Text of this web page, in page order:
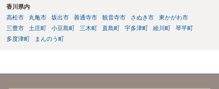
香川県内
高松市
丸亀市 坂出市 善通寺市 観音寺市 さぬき市
東かがわ市
三豊市
土庄町 小豆島町 三木町 直島町 宇多津町 綾川町
琴平町
多度津町
まんのう町